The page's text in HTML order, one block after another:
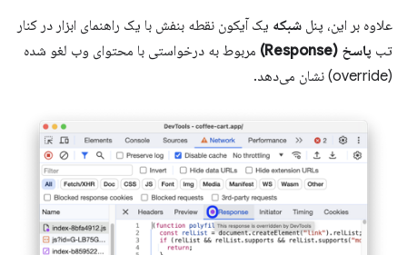
علاوه بر این، پنل شبکه یک آیکون نقطه بنفش با یک راهنمای ابزار در کنار
تب پاسخ (Response)
مربوط به درخواستی با محتوای وب لغو شده
(override) نشان می‌دهد.